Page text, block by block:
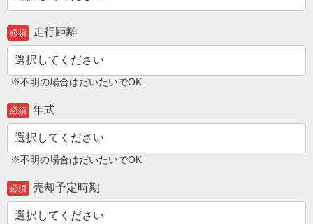
必須 走行距離
※不明の場合はだいたいでOK
必須 年式
※不明の場合はだいたいでOK
必須 売却予定時期